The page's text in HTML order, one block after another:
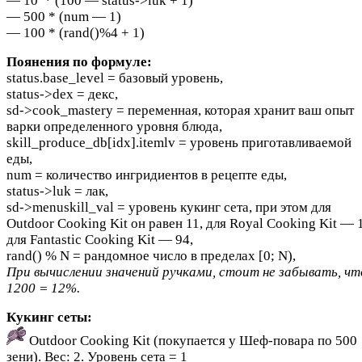
— 500 * (num — 1)
— 100 * (rand()%4 + 1)
Поянения по формуле:
status.base_level = базовый уровень,
status->dex = декс,
sd->cook_mastery = переменная, которая хранит ваш опыт
варки определенного уровня блюда,
skill_produce_db[idx].itemlv = уровень приготавливаемой
еды,
num = количество ингридиентов в рецепте еды,
status->luk = лак,
sd->menuskill_val = уровень кукинг сета, при этом для
Outdoor Cooking Kit он равен 11, для Royal Cooking Kit —
для Fantastic Cooking Kit — 94,
rand() % N = рандомное число в пределах [0; N),
При вычислении значений ручками, стоит не забывать,
1200 = 12%.
Кукинг сеты:
Outdoor Cooking Kit (покупается у Шеф-повара по 500
зени). Вес: 2. Уровень сета = 1